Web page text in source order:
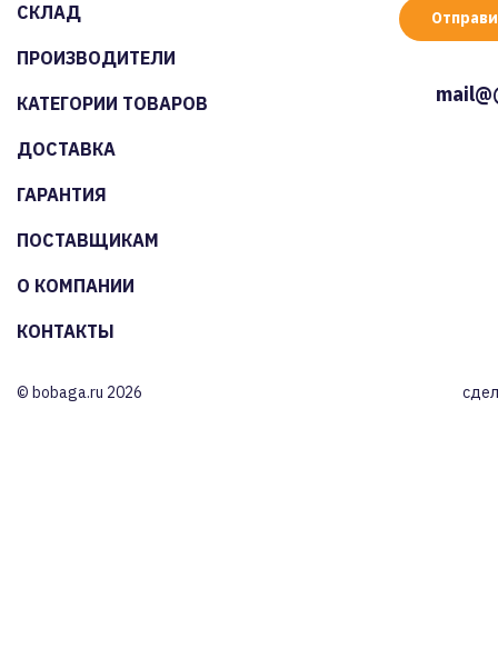
СКЛАД
ПРОИЗВОДИТЕЛИ
КАТЕГОРИИ ТОВАРОВ
ДОСТАВКА
ГАРАНТИЯ
ПОСТАВЩИКАМ
О КОМПАНИИ
КОНТАКТЫ
© bobaga.ru 2026